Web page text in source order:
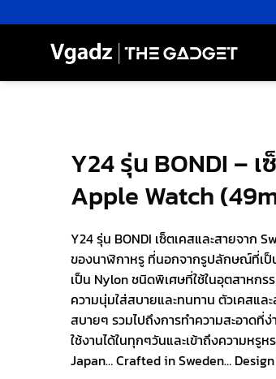
ไป
Y24 รุ่น BONDI –
Apple Watch
Y24 รุ่น BONDI เซ็ตเคสและสายจาก
ของนาฬิกาหรู ที่นอกจากรูปลักษณ์ที่เป็
เป็น Nylon ชนิดพิเศษที่ใช้ในอุตสาหก
ความนุ่มใส่สบายและทนทาน ตัวเคสแล
สบายๆ รวมไปถึงการทำความสะอาดที่
ใช้งานได้ในทุกๆวันและเข้าถึงความห
Japan… Crafted in Sweden…